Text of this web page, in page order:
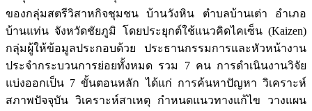
ของกลุ่มสตรีวิสาหกิจชุมชน บ้านวังหิน ตำบลบ้านเต่า อำเภอ
บ้านแท่น จังหวัดชัยภูมิ โดยประยุกต์ใช้แนวคิดไคเซ็น (Kaizen)
กลุ่มผู้ให้ข้อมูลประกอบด้วย ประธานกรรมการและหัวหน้างาน
ประจำกระบวนการย่อยทั้งหมด รวม 7 คน การดำเนินงานวิจัย
แบ่งออกเป็น 7 ขั้นตอนหลัก ได้แก่ การค้นหาปัญหา วิเคราะห์
สภาพปัจจุบัน วิเคราะห์สาเหตุ กำหนดแนวทางแก้ไข วางแผน